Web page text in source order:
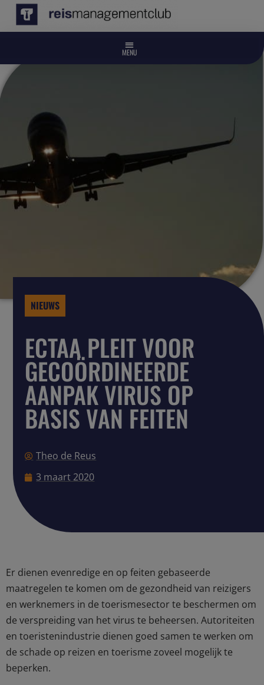
NIEUWS
ECTAA PLEIT VOOR
GECOÖRDINEERDE
AANPAK VIRUS OP
BASIS VAN FEITEN
Theo de Reus
3 maart 2020
Er dienen evenredige en op feiten gebaseerde
maatregelen te komen om de gezondheid van reizigers
en werknemers in de toerismesector te beschermen om
de verspreiding van het virus te beheersen. Autoriteiten
en toeristenindustrie dienen goed samen te werken om
de schade op reizen en toerisme zoveel mogelijk te
beperken.